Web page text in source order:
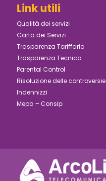
Link utili
Qualità dei servizi
Carta dei Servizi
Trasparenza Tariffaria
Trasparenza Tecnica
Parental Control
Risoluzione delle controversie
Indennizzi
Mepa – Consip